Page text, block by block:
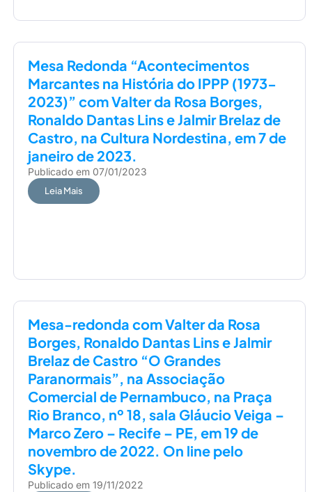
Mesa Redonda “Acontecimentos
Marcantes na História do IPPP (1973-
2023)” com Valter da Rosa Borges,
Ronaldo Dantas Lins e Jalmir Brelaz de
Castro, na Cultura Nordestina, em 7 de
janeiro de 2023.
Publicado em 07/01/2023
Leia Mais
Mesa-redonda com Valter da Rosa
Borges, Ronaldo Dantas Lins e Jalmir
Brelaz de Castro “O Grandes
Paranormais”, na Associação
Comercial de Pernambuco, na Praça
Rio Branco, nº 18, sala Gláucio Veiga –
Marco Zero – Recife – PE, em 19 de
novembro de 2022. On line pelo
Skype.
Publicado em 19/11/2022